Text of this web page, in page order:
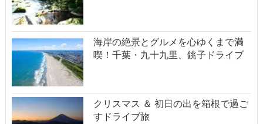
海岸の絶景とグルメを心ゆくまで満
喫！千葉・九十九里、銚子ドライブ
クリスマス ＆ 初日の出を箱根で過ご
すドライブ旅